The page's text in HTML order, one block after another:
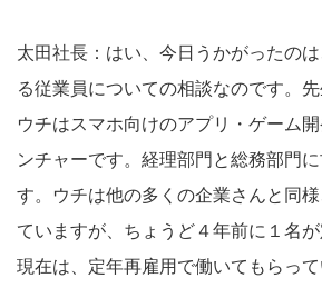
太田社長：はい、今日うかがったの
る従業員についての相談なのです。先
ウチはスマホ向けのアプリ・ゲーム
ンチャーです。経理部門と総務部門
す。ウチは他の多くの企業さんと同
ていますが、ちょうど４年前に１名が
現在は、定年再雇用で働いてもらって